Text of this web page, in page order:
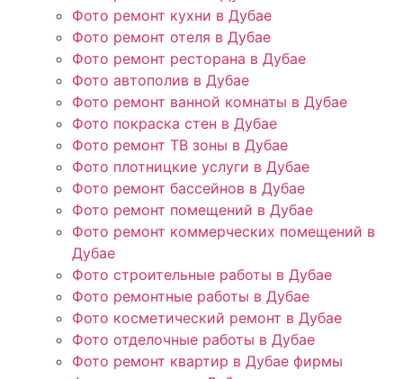
Фото ремонт кухни в Дубае
Фото ремонт отеля в Дубае
Фото ремонт ресторана в Дубае
Фото автополив в Дубае
Фото ремонт ванной комнаты в Дубае
Фото покраска стен в Дубае
Фото ремонт ТВ зоны в Дубае
Фото плотницкие услуги в Дубае
Фото ремонт бассейнов в Дубае
Фото ремонт помещений в Дубае
Фото ремонт коммерческих помещений в
Дубае
Фото строительные работы в Дубае
Фото ремонтные работы в Дубае
Фото косметический ремонт в Дубае
Фото отделочные работы в Дубае
Фото ремонт квартир в Дубае фирмы